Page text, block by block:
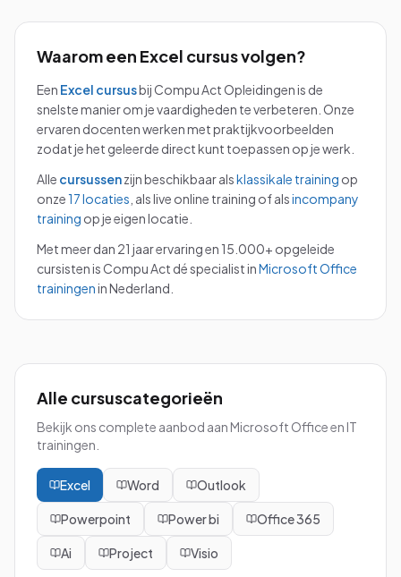
Waarom een Excel cursus volgen?
Een Excel cursusbij Compu Act Opleidingen is de
snelste manier om je vaardigheden te verbeteren. Onze
ervaren docenten werken met praktijkvoorbeelden
zodat je het geleerde direct kunt toepassen op je werk.
Alle cursussenzijn beschikbaar alsklassikale training op
onze17 locaties , als live online training of alsincompany
training op je eigen locatie.
Met meer dan 21 jaar ervaring en 15.000+ opgeleide
cursisten is Compu Act dé specialist inMicrosoft Office
trainingenin Nederland.
Alle cursuscategorieën
Bekijk ons complete aanbod aan Microsoft Office en IT
trainingen.
Excel Word Outlook
Powerpoint Power bi Office 365
Ai Project Visio